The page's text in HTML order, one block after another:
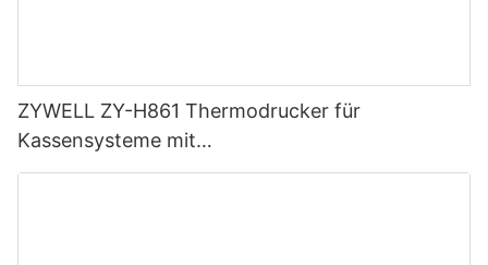
ZYWELL ZY-H861 Thermodrucker für
Kassensysteme mit
USB+LAN/USB+WLAN/Bluetooth (optional),